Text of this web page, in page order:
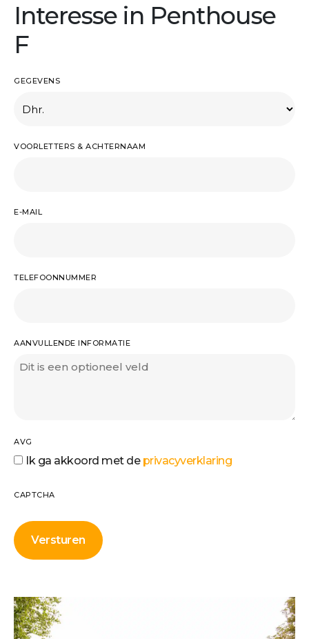
Interesse in Penthouse
F
GEGEVENS
VOORLETTERS & ACHTERNAAM
E-MAIL
TELEFOONNUMMER
AANVULLENDE INFORMATIE
AVG
Ik ga akkoord met de privacyverklaring
CAPTCHA